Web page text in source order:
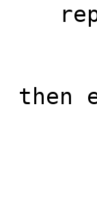
set
if
then
tell
set